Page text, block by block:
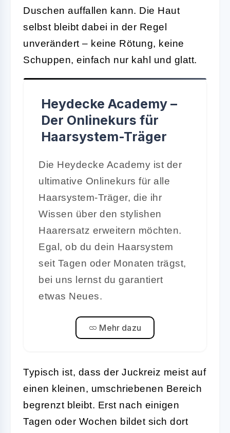
Duschen auffallen kann. Die Haut
selbst bleibt dabei in der Regel
unverändert – keine Rötung, keine
Schuppen, einfach nur kahl und glatt.
Heydecke Academy –
Der Onlinekurs für
Haarsystem-Träger
Die Heydecke Academy ist der
ultimative Onlinekurs für alle
Haarsystem-Träger, die ihr
Wissen über den stylishen
Haarersatz erweitern möchten.
Egal, ob du dein Haarsystem
seit Tagen oder Monaten trägst,
bei uns lernst du garantiert
etwas Neues.
Mehr dazu
Typisch ist, dass der Juckreiz meist auf
einen kleinen, umschriebenen Bereich
begrenzt bleibt. Erst nach einigen
Tagen oder Wochen bildet sich dort